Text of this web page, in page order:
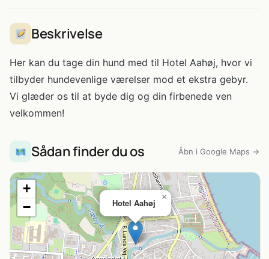
Beskrivelse
Her kan du tage din hund med til Hotel Aahøj, hvor vi
tilbyder hundevenlige værelser mod et ekstra gebyr.
Vi glæder os til at byde dig og din firbenede ven
velkommen!
Sådan finder du os Åbn i Google Maps →
Hotel Aahøj
×
+
−